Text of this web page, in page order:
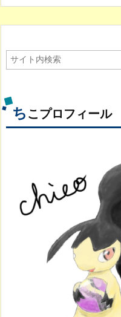
ち こプロフィール